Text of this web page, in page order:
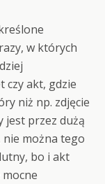
w których
czy akt, gdzie
niż np. zdjęcie
przez dużą
nie można tego
bo i akt